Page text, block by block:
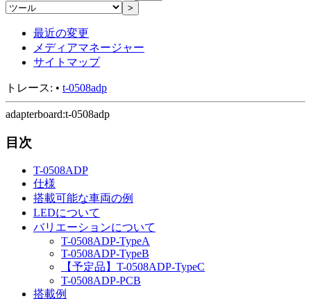
>
最近の変更
メディアマネージャー
サイトマップ
トレース: • t-0508adp
adapterboard:t-0508adp
目次
T-0508ADP
仕様
搭載可能な車両の例
LEDについて
バリエーションについて
T-0508ADP-TypeA
T-0508ADP-TypeB
【予定品】T-0508ADP-TypeC
T-0508ADP-PCB
搭載例